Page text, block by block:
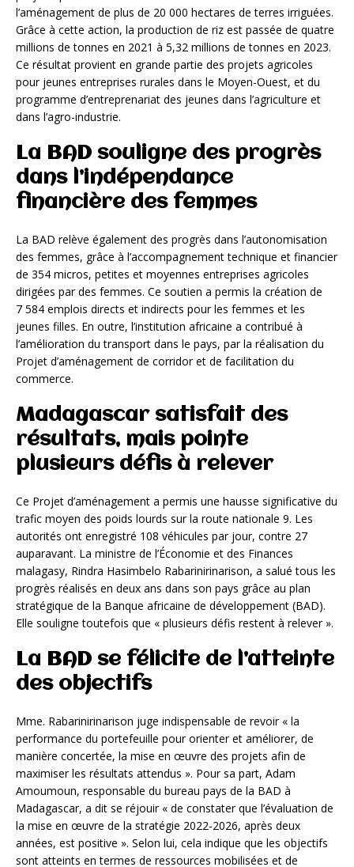
l’aménagement de plus de 20 000 hectares de terres irriguées.
Grâce à cette action, la production de riz est passée de quatre
millions de tonnes en 2021 à 5,32 millions de tonnes en 2023.
Ce résultat provient en grande partie des projets agricoles
pour jeunes entreprises rurales dans le Moyen-Ouest, et du
programme d’entreprenariat des jeunes dans l’agriculture et
dans l’agro-industrie.
La BAD souligne des progrès
dans l’indépendance
financière des femmes
La BAD relève également des progrès dans l’autonomisation
des femmes, grâce à l’accompagnement technique et financier
de 354 micros, petites et moyennes entreprises agricoles
dirigées par des femmes. Ce soutien a permis la création de
7 584 emplois directs et indirects pour les femmes et les
jeunes filles. En outre, l’institution africaine a contribué à
l’amélioration du transport dans le pays, par la réalisation du
Projet d’aménagement de corridor et de facilitation du
commerce.
Madagascar satisfait des
résultats, mais pointe
plusieurs défis à relever
Ce Projet d’aménagement a permis une hausse significative du
trafic moyen des poids lourds sur la route nationale 9. Les
autorités ont enregistré 108 véhicules par jour, contre 27
auparavant. La ministre de l’Économie et des Finances
malagasy, Rindra Hasimbelo Rabarinirinarison, a salué tous les
progrès réalisés en deux ans dans son pays grâce au plan
stratégique de la Banque africaine de développement (BAD).
Elle souligne toutefois que « plusieurs défis restent à relever ».
La BAD se félicite de l’atteinte
des objectifs
Mme. Rabarinirinarison juge indispensable de revoir « la
performance du portefeuille pour orienter et améliorer, de
manière concertée, la mise en œuvre des projets afin de
maximiser les résultats attendus ». Pour sa part, Adam
Amoumoun, responsable du bureau pays de la BAD à
Madagascar, a dit se réjouir « de constater que l’évaluation de
la mise en œuvre de la stratégie 2022-2026, après deux
années, est positive ». Selon lui, cela indique que les objectifs
sont atteints en termes de ressources mobilisées et de